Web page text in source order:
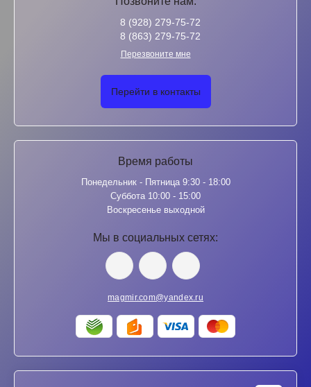
8 (928) 279-75-72
8 (863) 279-75-72
Перезвоните мне
Перейти в контакты
Время работы
Понедельник - Пятница 9:30 - 18:00
Суббота 10:00 - 15:00
Воскресенье выходной
Мы в социальных сетях:
magmir.com@yandex.ru